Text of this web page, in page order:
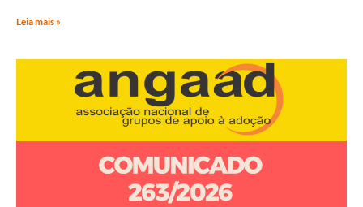
Leia mais »